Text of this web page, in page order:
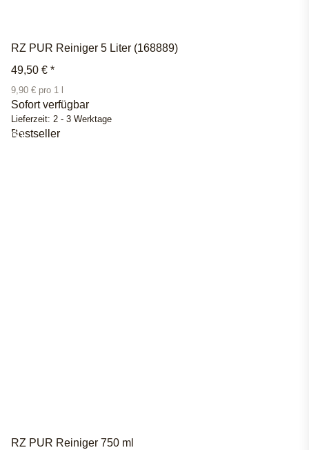
RZ PUR Reiniger 5 Liter (168889)
49,50 € *
9,90 € pro 1 l
Sofort verfügbar
Lieferzeit: 2 - 3 Werktage
Bestseller
RZ PUR Reiniger 750 ml